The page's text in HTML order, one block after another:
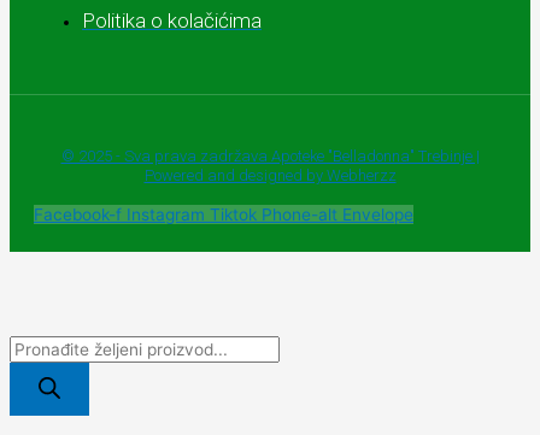
Politika o kolačićima
© 2025 - Sva prava zadržava Apoteke "Belladonna" Trebinje |
Powered and designed by Webherzz
Facebook-f Instagram Tiktok Phone-alt Envelope